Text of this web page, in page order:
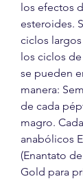
los efectos
esteroides.
ciclos largos
los ciclos
se pueden
manera:
de cada
magro.
anabólicos
(Enantato
Gold para